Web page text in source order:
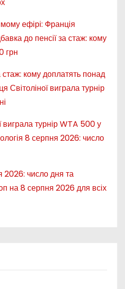
ефірі: Франція
до пенсії за стаж: кому
грн
стаж: кому доплатять понад
Світоліної виграла турнір
виграла турнір WTA 500 у
8 серпня 2026: число
2026: число дня та
на 8 серпня 2026 для всіх